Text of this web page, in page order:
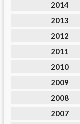
2014
2013
2012
2011
2010
2009
2008
2007